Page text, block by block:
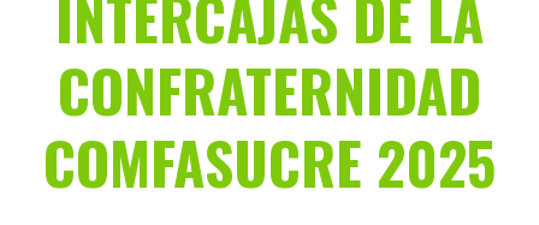
INTERCAJAS DE LA
CONFRATERNIDAD
COMFASUCRE 2025